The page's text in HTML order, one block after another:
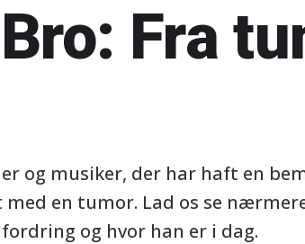
Fra
og musiker, der har haft en
en tumor. Lad os se
og hvor han er i dag.